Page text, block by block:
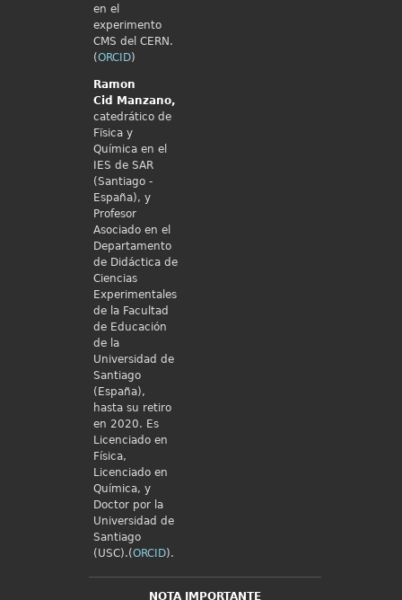
en el
experimento
CMS del CERN.
(ORCID)
Ramon
Cid
Manzano,
catedrático de
Fïsica y
Química en el
IES de SAR
(Santiago -
España), y
Profesor
Asociado en el
Departamento
de Didáctica de
Ciencias
Experimentales
de la Facultad
de Educación
de la
Universidad de
Santiago
(España),
hasta su retiro
en 2020. Es
Licenciado en
Física,
Licenciado en
Química, y
Doctor por la
Universidad de
Santiago
(USC).(ORCID).
NOTA IMPORTANTE